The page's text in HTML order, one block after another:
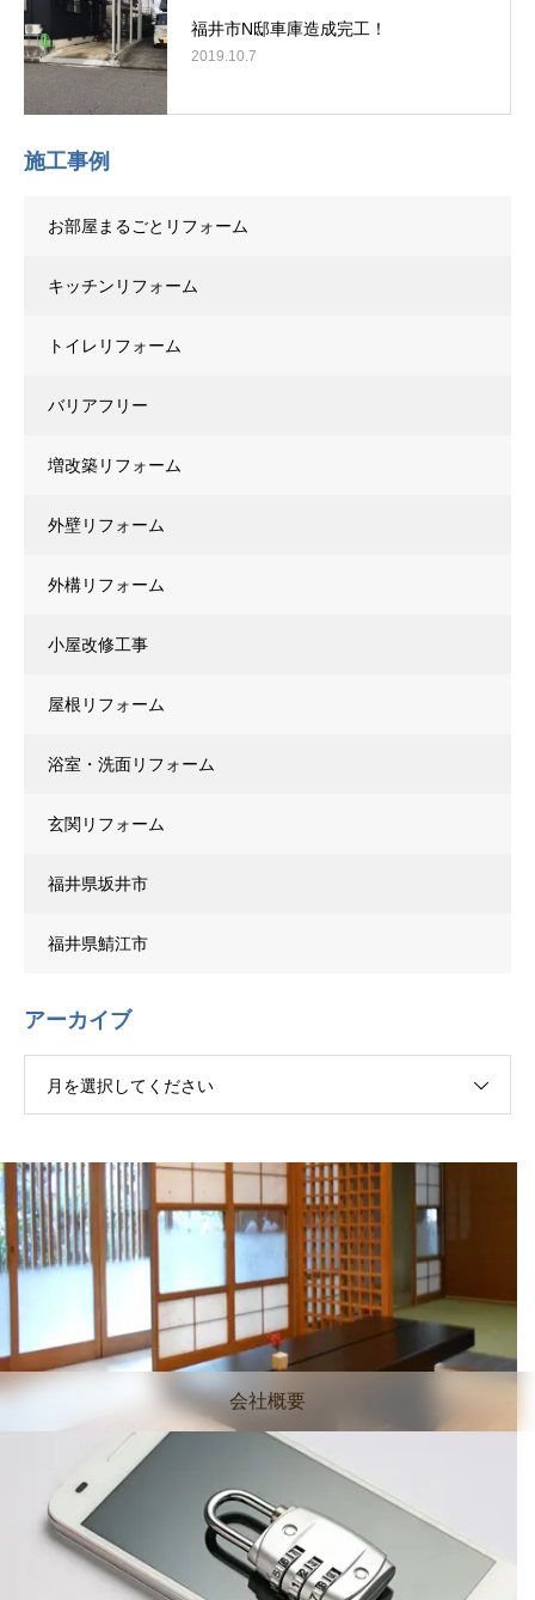
福井市N邸車庫造成完工！
2019.10.7
施工事例
お部屋まるごとリフォーム
キッチンリフォーム
トイレリフォーム
バリアフリー
増改築リフォーム
外壁リフォーム
外構リフォーム
小屋改修工事
屋根リフォーム
浴室・洗面リフォーム
玄関リフォーム
福井県坂井市
福井県鯖江市
アーカイブ
月を選択してください
会社概要